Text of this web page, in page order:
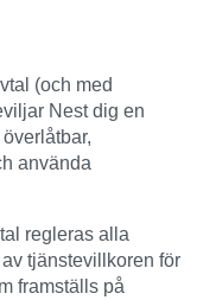
(och med
Nest dig en
använda
regleras alla
tjänstevillkoren för
framställs på